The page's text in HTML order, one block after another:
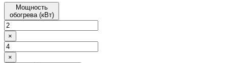
Мощность
обогрева (кВт)
×
×